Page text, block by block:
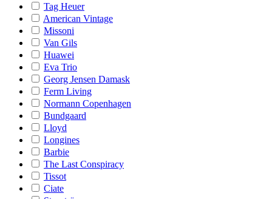
Tag Heuer
American Vintage
Missoni
Van Gils
Huawei
Eva Trio
Georg Jensen Damask
Ferm Living
Normann Copenhagen
Bundgaard
Lloyd
Longines
Barbie
The Last Conspiracy
Tissot
Ciate